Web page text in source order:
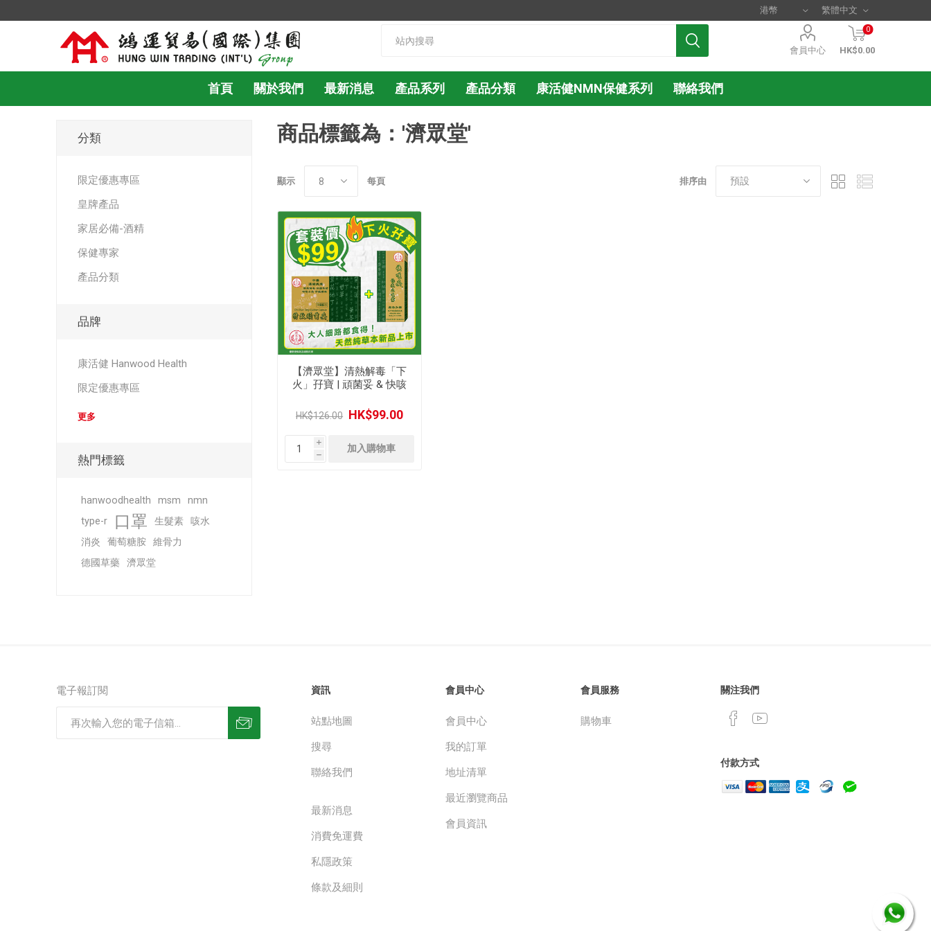
會員中心
0
HK$0.00
首頁 關於我們 最新消息 產品系列 產品分類 康活健NMN保健系列 聯絡我們
商品標籤為：'濟眾堂'
排序由
顯示 每頁
【濟眾堂】清熱解毒「下
火」孖寶 | 頑菌妥 & 快咳
HK$126.00 HK$99.00
i
h
分類
限定優惠專區
皇牌產品
家居必備-酒精
保健專家
產品分類
品牌
康活健 Hanwood Health
限定優惠專區
更多
熱門標籤
hanwoodhealth msm
nmn
type-r
口罩 生髮素
咳水
消炎
葡萄糖胺
維骨力
德國草藥
濟眾堂
電子報訂閱 資訊
站點地圖
搜尋
聯絡我們
最新消息
消費免運費
私隱政策
條款及細則
會員中心
會員中心
我的訂單
地址清單
最近瀏覽商品
會員資訊
會員服務
購物車
關注我們
付款方式